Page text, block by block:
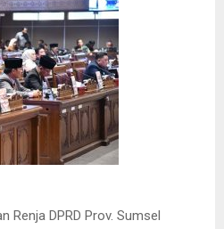
Renja DPRD Prov. Sumsel